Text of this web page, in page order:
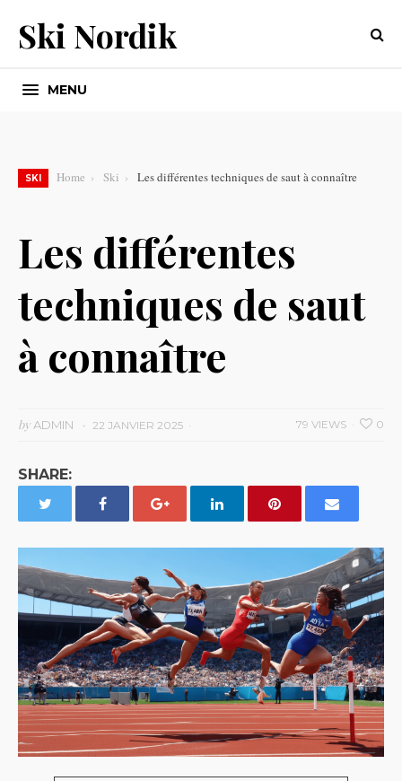
Ski Nordik
MENU
SKI Home Ski Les différentes techniques de saut à connaître
Les différentes
techniques de saut
à connaître
byADMIN 22 JANVIER 2025 0
79 VIEWS
SHARE: